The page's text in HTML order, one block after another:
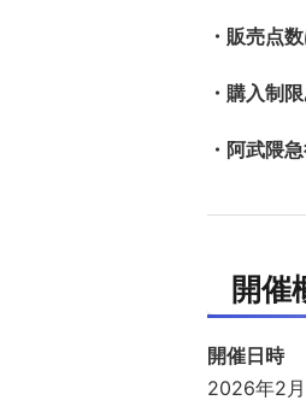
・販売点
・購入制
・阿武隈
開催
開催日時
2026年2月